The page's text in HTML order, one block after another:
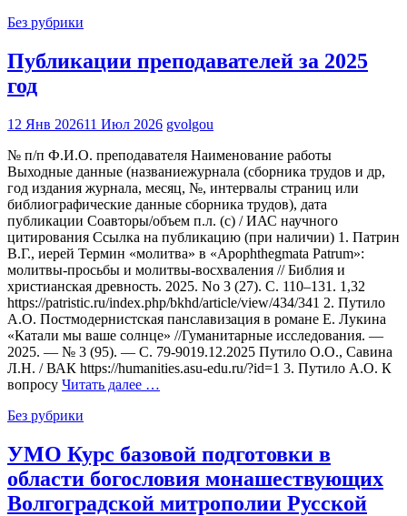
Без рубрики
Публикации преподавателей за 2025
год
12 Янв 202611 Июл 2026 gvolgou
№ п/п Ф.И.О. преподавателя Наименование работы
Выходные данные (названиежурнала (сборника трудов и др,
год издания журнала, месяц, №, интервалы страниц или
библиографические данные сборника трудов), дата
публикации Соавторы/объем п.л. (с) / ИАС научного
цитирования Ссылка на публикацию (при наличии) 1. Патрин
В.Г., иерей Термин «молитва» в «Apophthegmata Patrum»:
молитвы-просьбы и молитвы-восхваления // Библия и
христианская древность. 2025. No 3 (27). С. 110–131. 1,32
https://patristic.ru/index.php/bkhd/article/view/434/341 2. Путило
А.О. Постмодернистская панславизация в романе Е. Лукина
«Катали мы ваше солнце» //Гуманитарные исследования. —
2025. — № 3 (95). — С. 79-9019.12.2025 Путило О.О., Савина
Л.Н. / ВАК https://humanities.asu-edu.ru/?id=1 3. Путило А.О. К
вопросу Читать далее …
Без рубрики
УМО Курс базовой подготовки в
области богословия монашествующих
Волгоградской митрополии Русской